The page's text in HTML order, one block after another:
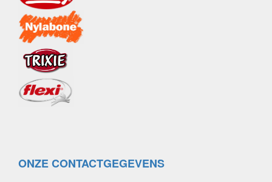
ONZE CONTACTGEGEVENS